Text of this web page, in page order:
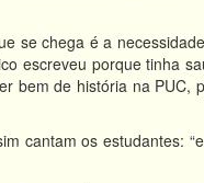
se chega é a
escreveu porque tinha
bem de história na PUC,
cantam os estudantes: